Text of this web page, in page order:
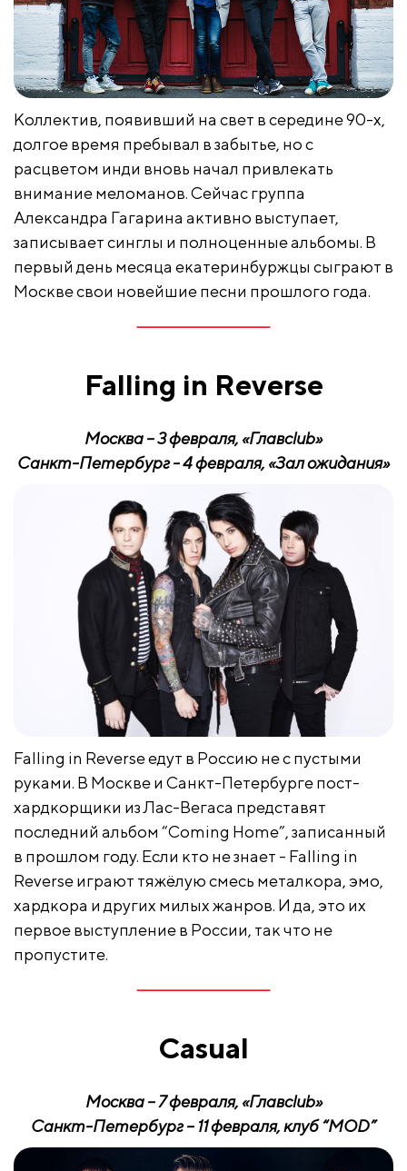
Коллектив, появивший на свет в середине 90-х,
долгое время пребывал в забытье, но с
расцветом инди вновь начал привлекать
внимание меломанов. Сейчас группа
Александра Гагарина активно выступает,
записывает синглы и полноценные альбомы. В
первый день месяца екатеринбуржцы сыграют в
Москве свои новейшие песни прошлого года.
Falling in Reverse
Москва – 3 февраля, «Главclub»
Санкт-Петербург - 4 февраля, «Зал ожидания»
Falling in Reverse едут в Россию не с пустыми
руками. В Москве и Санкт-Петербурге пост-
хардкорщики из Лас-Вегаса представят
последний альбом “Coming Home”, записанный
в прошлом году. Если кто не знает - Falling in
Reverse играют тяжёлую смесь металкора, эмо,
хардкора и других милых жанров. И да, это их
первое выступление в России, так что не
пропустите.
Casual
Москва – 7 февраля, «Главclub»
Санкт-Петербург – 11 февраля, клуб “MOD”